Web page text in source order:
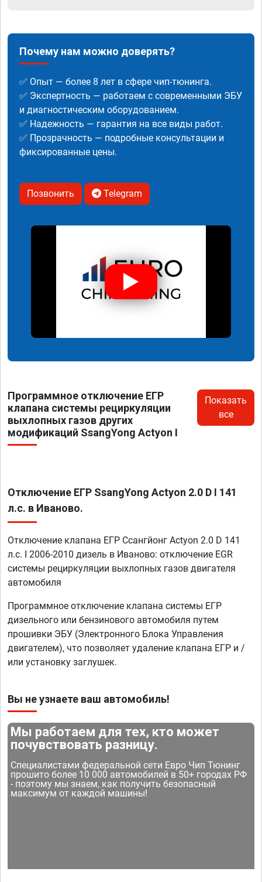
Почему нам можно доверять?
✅ Опыт — более 8 лет в сфере чип-тюнинга.
✅ Экспертность — работаем с современными ЭБУ
и диагностическим оборудованием.
✅ Надежность — гарантия на все виды работ.
✅ Прозрачность — подробные консультации и
фиксированные цены.
Позвонить Telegram
Программное отключение ЕГР
клапана системы рециркуляции
выхлопных газов других
модификаций SsangYong Actyon I
Показать
все
Отключение ЕГР SsangYong Actyon 2.0 D I 141
л.с. в Иваново.
Отключение клапана ЕГР Ссангйонг Actyon 2.0 D 141
л.с. I 2006-2010 дизель в Иваново: отключение EGR
системы рециркуляции выхлопных газов двигателя
автомобиля
Программное отключение клапана системы ЕГР
дизельного или бензинового автомобиля путем
прошивки ЭБУ (Электронного Блока Управления
двигателем), что позволяет удаление клапана ЕГР и /
или установку заглушек.
Вы не узнаете ваш автомобиль!
Мы работаем для тех, кто может
почувствовать разницу.
Специалистами федеральной сети Евро Чип Тюнинг
прошито более 10 000 автомобилей в 50+ городах РФ
- поэтому мы знаем, как получить безопасный
максимум от каждой машины!